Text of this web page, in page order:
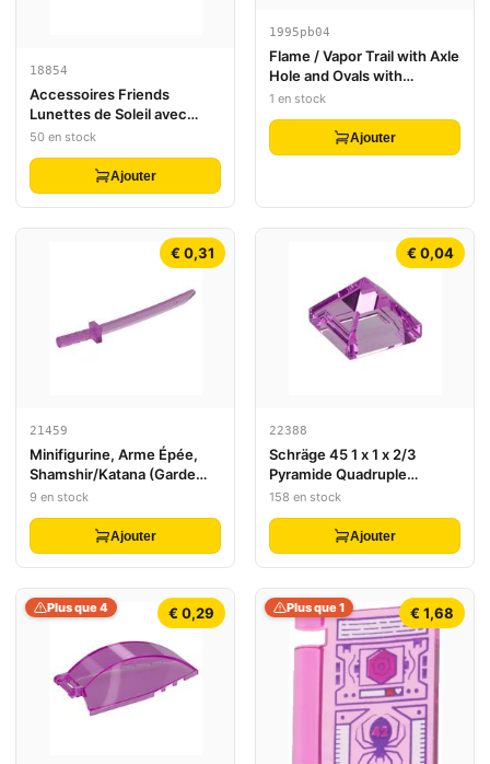
18854
Accessoires Friends
Lunettes de Soleil avec
Petite Épingle
50 en stock
Ajouter
1995pb04
Flame / Vapor Trail with Axle
Hole and Ovals with
Marbled Dark Purple Pattern
1 en stock
Ajouter
€ 0,31
21459
Minifigurine, Arme Épée,
Shamshir/Katana (Garde
Carrée) avec Pommeau
la Garde Croisée et la Lame
9 en stock
Ajouter
€ 0,04
22388
Schräge 45 1 x 1 x 2/3
Pyramide Quadruple
Convexe
158 en stock
Ajouter
€ 0,29
Plus que 4 € 1,68
Plus que 1